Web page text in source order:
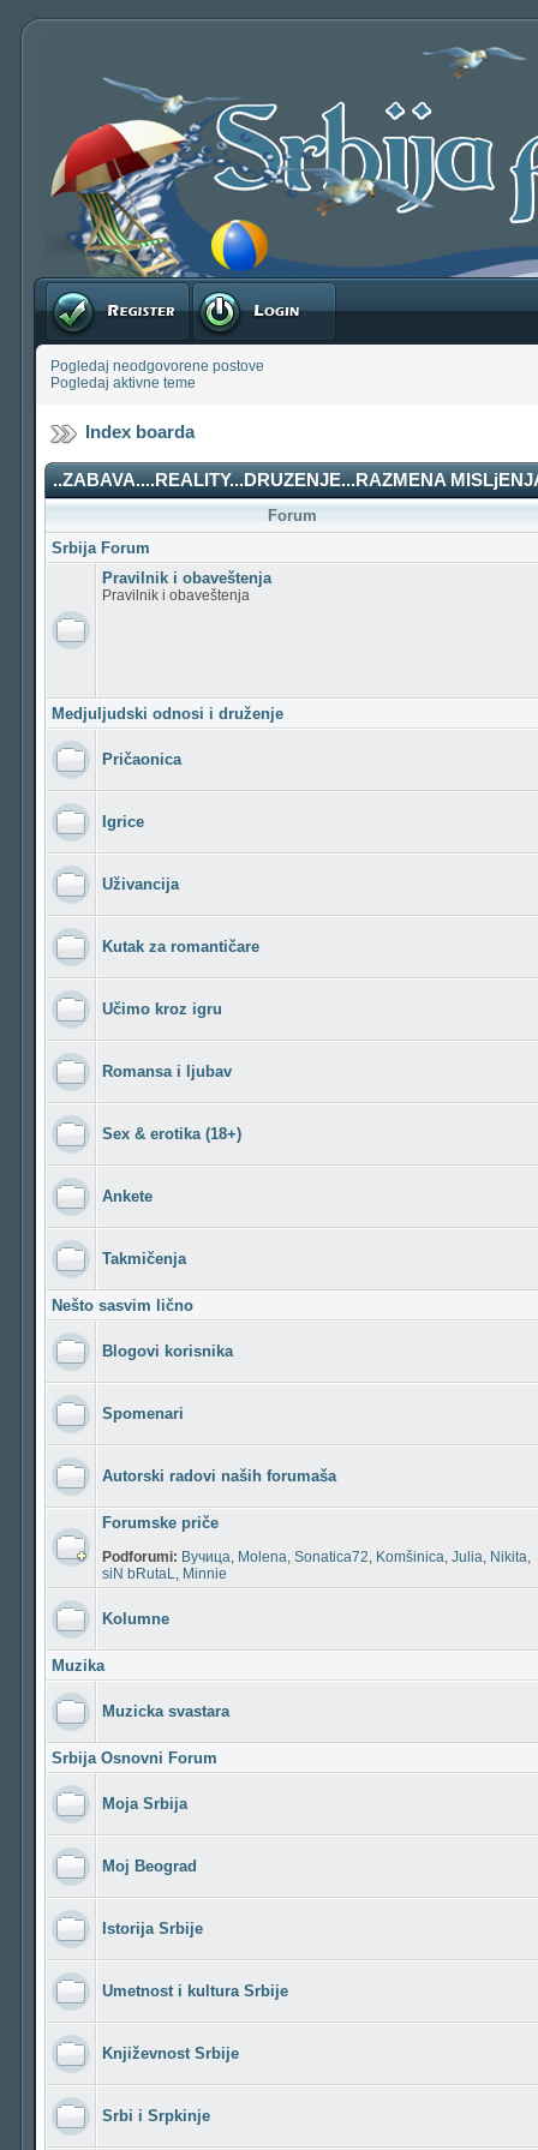
Registruj se Prijavite se
Pogledaj neodgovorene postove
Pogledaj aktivne teme
Index boarda
..ZABAVA....REALITY...DRUZENJE...RAZMENA
Forum
Srbija Forum
Pravilnik i obaveštenja
Pravilnik i obaveštenja
Medjuljudski odnosi i druženje
Pričaonica
Igrice
Uživancija
Kutak za romantičare
Učimo kroz igru
Romansa i ljubav
Sex & erotika (18+)
Ankete
Takmičenja
Nešto sasvim lično
Blogovi korisnika
Spomenari
Autorski radovi naših forumaša
Forumske priče
Podforumi: Вучица, Molena, Sonatica72, Komšinica, Julia, Nikita,
siN bRutaL, Minnie
Kolumne
Muzika
Muzicka svastara
Srbija Osnovni Forum
Moja Srbija
Moj Beograd
Istorija Srbije
Umetnost i kultura Srbije
Književnost Srbije
Srbi i Srpkinje